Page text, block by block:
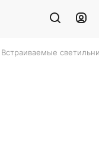
Встраиваемые